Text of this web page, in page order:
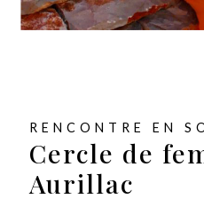
RENCONTRE EN
Cercle de
Aurillac